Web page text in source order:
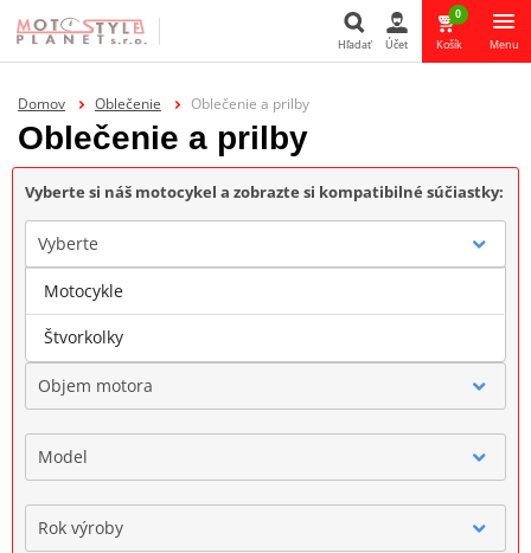
Hľadať Účet
0
Košík Menu
Domov Oblečenie Oblečenie a prilby
Oblečenie a prilby
Vyberte si náš motocykel a zobrazte si kompatibilné súčiastky:
Vyberte
Značka
Objem motora
Model
Rok výroby
Motocykle
Štvorkolky